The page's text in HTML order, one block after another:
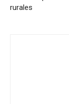
rurales